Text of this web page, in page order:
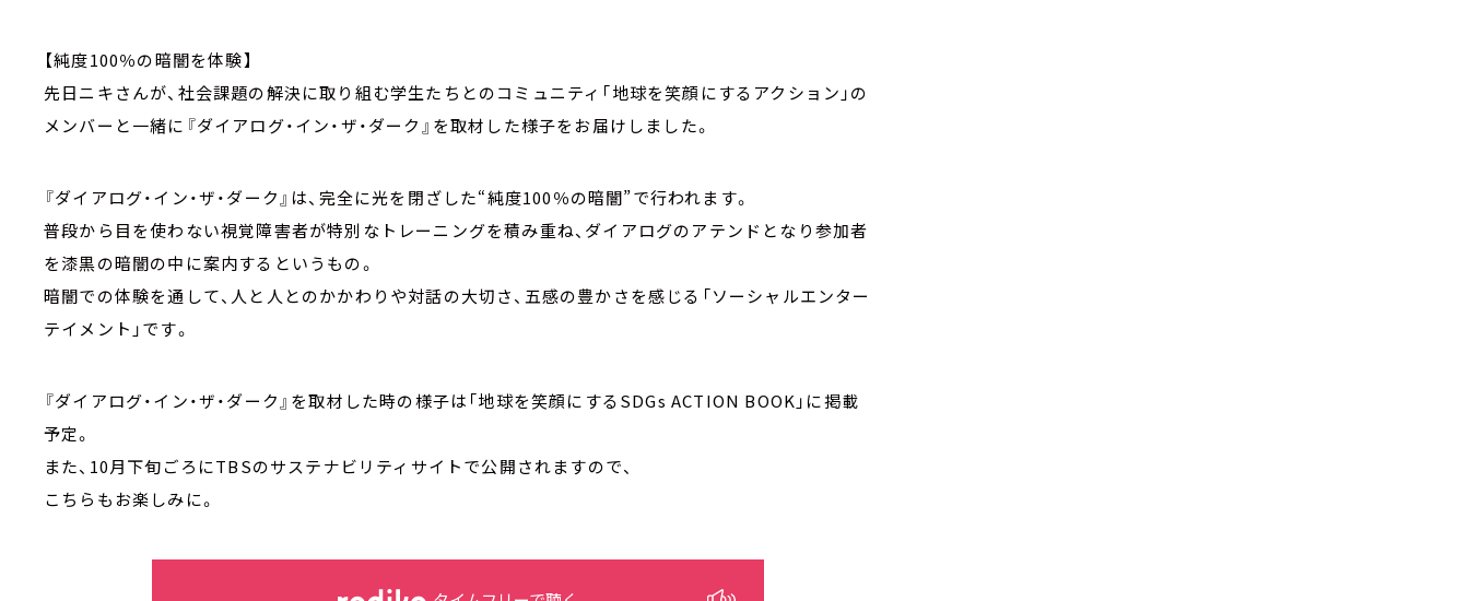
【純度100％の暗闇を体験】
先日ニキさんが、社会課題の解決に取り組む学生たちとのコミュニティ「地球を笑顔にするアクション」の
メンバーと一緒に『ダイアログ・イン・ザ・ダーク』を取材した様子をお届けしました。
『ダイアログ・イン・ザ・ダーク』は、完全に光を閉ざした“純度100％の暗闇”で行われます。
普段から目を使わない視覚障害者が特別なトレーニングを積み重ね、ダイアログのアテンドとなり参加者
を漆黒の暗闇の中に案内するというもの。
暗闇での体験を通して、人と人とのかかわりや対話の大切さ、五感の豊かさを感じる「ソーシャルエンター
テイメント」です。
『ダイアログ・イン・ザ・ダーク』を取材した時の様子は「地球を笑顔にするSDGs ACTION BOOK」に掲載
予定。
また、10月下旬ごろにTBSのサステナビリティサイトで公開されますので、
こちらもお楽しみに。